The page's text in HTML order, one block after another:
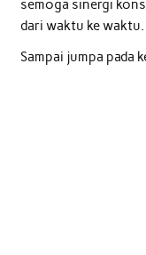
semoga sinergi
dari waktu ke waktu.
Sampai jumpa pada